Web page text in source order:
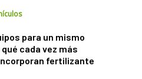
para un mismo
cada vez más
fertilizante